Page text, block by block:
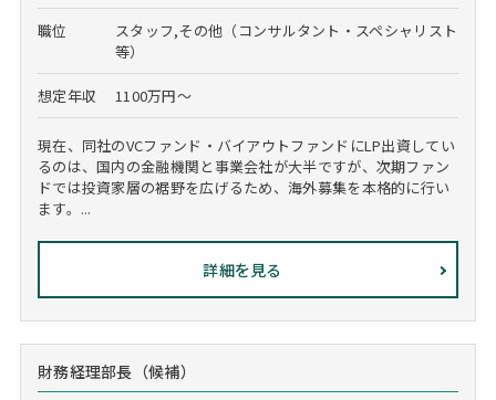
職位
スタッフ,その他（コンサルタント・スペシャリスト
等）
想定年収 1100万円～
現在、同社のVCファンド・バイアウトファンドにLP出資してい
るのは、国内の金融機関と事業会社が大半ですが、次期ファン
ドでは投資家層の裾野を広げるため、海外募集を本格的に行い
ます。...
詳細を見る
財務経理部長（候補）